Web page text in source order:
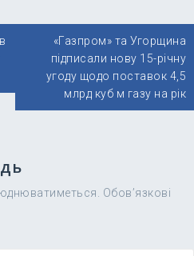
«Газпром» та Угорщина
підписали нову 15-річну
угоду щодо поставок 4,5
млрд куб м газу на рік
Обов’язкові